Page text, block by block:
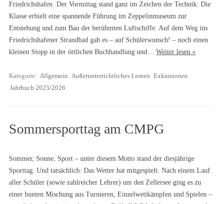
Friedrichshafen. Der Vormittag stand ganz im Zeichen der Technik: Die
Klasse erhielt eine spannende Führung im Zeppelinmuseum zur
Entstehung und zum Bau der berühmten Luftschiffe. Auf dem Weg ins
Friedrichshafener Strandbad gab es – auf Schülerwunsch! – noch einen
kleinen Stopp in der örtlichen Buchhandlung und… Weiter lesen »
Kategorie: Allgemein Außerunterrichtliches Lernen Exkursionen
Jahrbuch 2025/2026
Sommersporttag am CMPG
Sommer, Sonne, Sport – unter diesem Motto stand der diesjährige
Sporttag. Und tatsächlich: Das Wetter hat mitgespielt. Nach einem Lauf
aller Schüler (sowie zahlreicher Lehrer) um den Zellersee ging es zu
einer bunten Mischung aus Turnieren, Einzelwettkämpfen und Spielen –